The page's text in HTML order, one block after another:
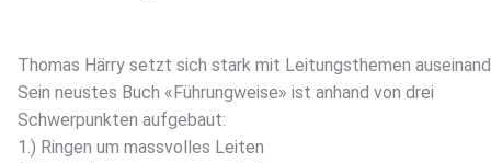
Thomas Härry setzt sich stark mit Leitungsthemen
Sein neustes Buch «Führungweise» ist anhand von drei
Schwerpunkten aufgebaut:
1.) Ringen um massvolles Leiten